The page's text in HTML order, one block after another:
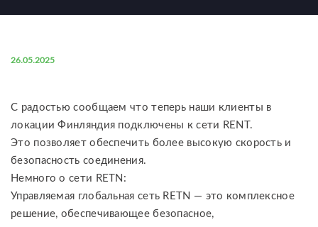
26.05.2025
С радостью сообщаем что теперь наши клиенты в
локации Финляндия подключены к сети RENT.
Это позволяет обеспечить более высокую скорость и
безопасность соединения.
Немного о сети RETN:
Управляемая глобальная сеть RETN — это комплексное
решение, обеспечивающее безопасное,